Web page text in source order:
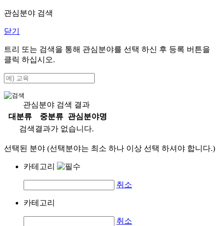
관심분야 검색
닫기
트리 또는 검색을 통해 관심분야를 선택 하신 후 등록 버튼을
클릭 하십시오.
관심분야 검색 결과
대분류
중분류
관심분야명
검색결과가 없습니다.
선택된 분야 (선택분야는 최소 하나 이상 선택 하셔야 합니다.)
카테고리
취소
카테고리
취소